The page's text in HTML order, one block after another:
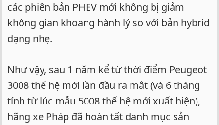
các phiên bản PHEV mới không bị giảm
không gian khoang hành lý so với bản hybrid
dạng nhẹ.
Như vậy, sau 1 năm kể từ thời điểm Peugeot
3008 thế hệ mới lần đầu ra mắt (và 6 tháng
tính từ lúc mẫu 5008 thế hệ mới xuất hiện),
hãng xe Pháp đã hoàn tất danh mục sản